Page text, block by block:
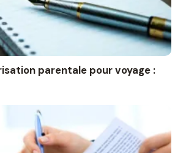
parentale pour voyage :